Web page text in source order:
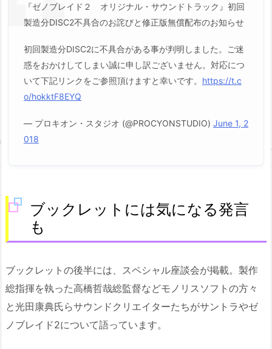
『ゼノブレイド２ オリジナル・サウンドトラック』初回
製造分DISC2不具合のお詫びと修正版無償配布のお知らせ
初回製造分DISC2に不具合がある事が判明しました。ご迷
惑をおかけしてしまい誠に申し訳ございません。対応につ
いて下記リンクをご参照頂けますと幸いです。 https://t.c
o/hokktF8EYQ
— プロキオン・スタジオ (@PROCYONSTUDIO) June 1, 2
018
ブックレットには気になる発言
も
ブックレットの後半には、スペシャル座談会が掲載。製作
総指揮を執った高橋哲哉総監督などモノリスソフトの方々
と光田康典氏らサウンドクリエイターたちがサントラやゼ
ノブレイド2について語っています。